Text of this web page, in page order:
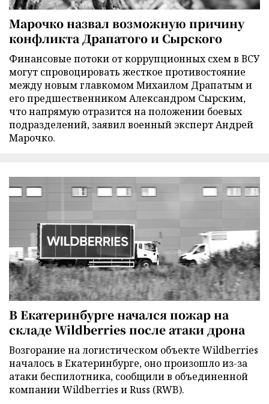
Марочко назвал возможную причину
конфликта Драпатого и Сырского
Финансовые потоки от коррупционных схем в ВСУ
могут спровоцировать жесткое противостояние
между новым главкомом Михаилом Драпатым и
его предшественником Александром Сырским,
что напрямую отразится на положении боевых
подразделений, заявил военный эксперт Андрей
Марочко.
В Екатеринбурге начался пожар на
складе Wildberries после атаки дрона
Возгорание на логистическом объекте Wildberries
началось в Екатеринбурге, оно произошло из-за
атаки беспилотника, сообщили в объединенной
компании Wildberries и Russ (RWB).